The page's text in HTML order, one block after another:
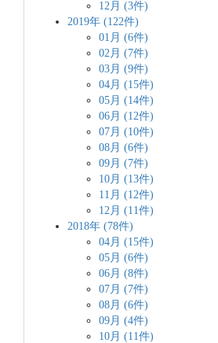
12月 (3件)
2019年 (122件)
01月 (6件)
02月 (7件)
03月 (9件)
04月 (15件)
05月 (14件)
06月 (12件)
07月 (10件)
08月 (6件)
09月 (7件)
10月 (13件)
11月 (12件)
12月 (11件)
2018年 (78件)
04月 (15件)
05月 (6件)
06月 (8件)
07月 (7件)
08月 (6件)
09月 (4件)
10月 (11件)